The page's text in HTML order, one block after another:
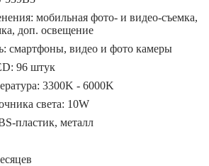
мобильная фото- и видео-съемка,
доп. освещение
смартфоны, видео и фото камеры
96 штук
3300K - 6000K
света: 10W
пластик, металл